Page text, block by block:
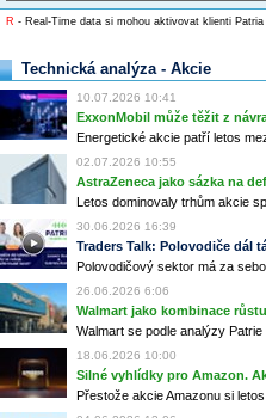
R - Real-Time data si mohou aktivovat klienti
Technická analýza - Akcie
10.07.2026 10:41
ExxonMobil může těžit z
Energetické akcie patří letos
02.07.2026 10:55
AstraZeneca jako sázka na
Letos dominovaly trhům akcie
30.06.2026 16:39
Traders Talk: Polovodiče dál
Polovodičový sektor má za
26.06.2026 6:06
Walmart jako kombinace
Walmart se podle analýzy
18.06.2026 10:00
Silné vyhlídky pro Amazon.
Přestože akcie Amazonu si